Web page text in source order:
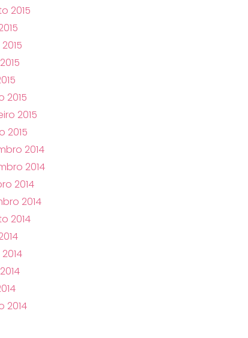
2015
2015
2015
2015
2014
2014
2014
2014
2014
2014